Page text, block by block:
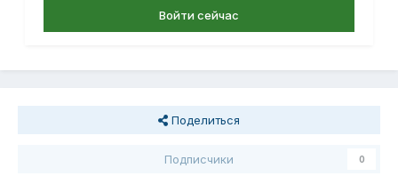
Войти сейчас
Поделиться
Подписчики 0